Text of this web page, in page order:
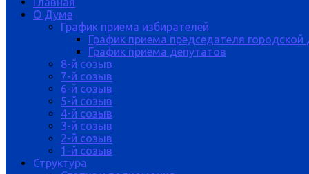
О Думе
График приема избирателей
График приема председателя
График приема депутатов
8-й созыв
7-й созыв
6-й созыв
5-й созыв
4-й созыв
3-й созыв
2-й созыв
1-й созыв
Структура